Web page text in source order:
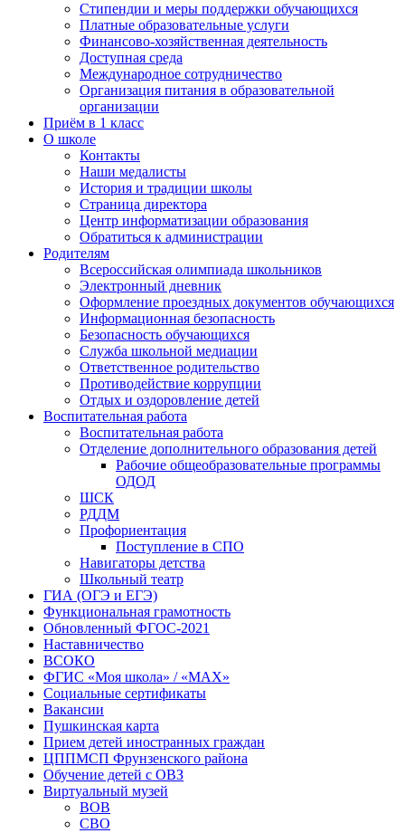
Стипендии и меры поддержки обучающихся
Платные образовательные услуги
Финансово-хозяйственная деятельность
Доступная среда
Международное сотрудничество
Организация питания в образовательной
организации
Приём в 1 класс
О школе
Контакты
Наши медалисты
История и традиции школы
Страница директора
Центр информатизации образования
Обратиться к администрации
Родителям
Всероссийская олимпиада школьников
Электронный дневник
Оформление проездных документов обучающихся
Информационная безопасность
Безопасность обучающихся
Служба школьной медиации
Ответственное родительство
Противодействие коррупции
Отдых и оздоровление детей
Воспитательная работа
Воспитательная работа
Отделение дополнительного образования детей
Рабочие общеобразовательные программы
ОДОД
ШСК
РДДМ
Профориентация
Поступление в СПО
Навигаторы детства
Школьный театр
ГИА (ОГЭ и ЕГЭ)
Функциональная грамотность
Обновленный ФГОС-2021
Наставничество
ВСОКО
ФГИС «Моя школа» / «MAX»
Социальные сертификаты
Вакансии
Пушкинская карта
Прием детей иностранных граждан
ЦППМСП Фрунзенского района
Обучение детей с ОВЗ
Виртуальный музей
ВОВ
СВО